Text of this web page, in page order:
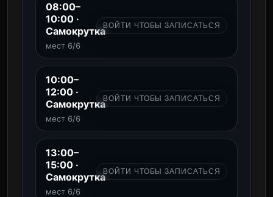
08:00–
10:00 ·
Самокрутка
мест 6/6
ВОЙТИ ЧТОБЫ ЗАПИСАТЬСЯ
10:00–
12:00 ·
Самокрутка
мест 6/6
ВОЙТИ ЧТОБЫ ЗАПИСАТЬСЯ
13:00–
15:00 ·
Самокрутка
мест 6/6
ВОЙТИ ЧТОБЫ ЗАПИСАТЬСЯ